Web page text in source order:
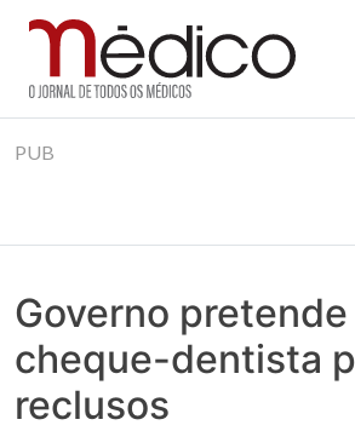
to
Jornal Médico
Médico – O Jornal de Todos os
realmente contam! Tudo o que se passa
PUB
Governo
cheque-dentista
reclusos